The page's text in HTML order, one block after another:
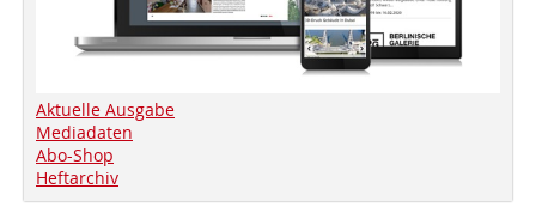
Aktuelle Ausgabe
Mediadaten
Abo-Shop
Heftarchiv